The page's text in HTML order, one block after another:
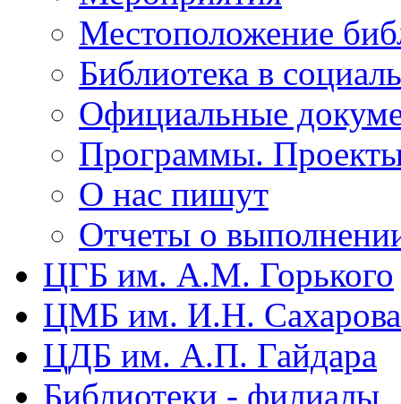
Местоположение
Библиотека в
Официальные
Программы.
О нас пишут
Отчеты о
ЦГБ им. А.М. Горького
ЦМБ им. И.Н. Сахарова
ЦДБ им. А.П. Гайдара
Библиотеки - филиалы